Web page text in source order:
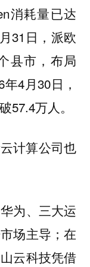
消耗量已达
31日，派欧
县市，布局
4月30日，
57.4万人。
计算公司也
为、三大运
场主导；在
云科技凭借